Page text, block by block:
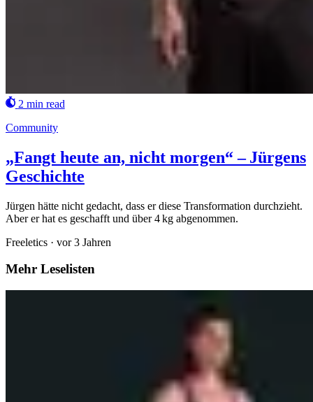
2 min read
Community
„Fangt heute an, nicht morgen“ – Jürgens
Geschichte
Jürgen hätte nicht gedacht, dass er diese Transformation durchzieht.
Aber er hat es geschafft und über 4 kg abgenommen.
Freeletics · vor 3 Jahren
Mehr Leselisten